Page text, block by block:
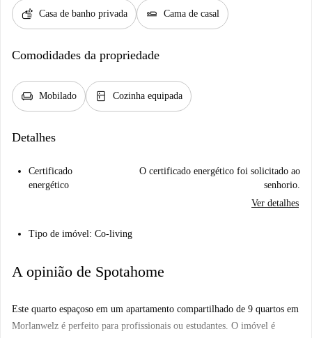
soap Casa de banho privada airline_seat_flat Cama de casal
Comodidades da propriedade
chair Mobilado kitchen Cozinha equipada
Detalhes
Certificado
energético
O certificado energético foi solicitado ao
senhorio.
Ver detalhes
Tipo de imóvel: Co-living
A opinião de Spotahome
Este quarto espaçoso em um apartamento compartilhado de 9 quartos em
Morlanwelz é perfeito para profissionais ou estudantes. O imóvel é